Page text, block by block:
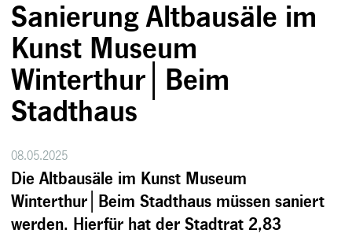
Sanierung Altbausäle im
Kunst Museum
Winterthur│Beim
Stadthaus
08.05.2025
Die Altbausäle im Kunst Museum
Winterthur│Beim Stadthaus müssen saniert
werden. Hierfür hat der Stadtrat 2,83